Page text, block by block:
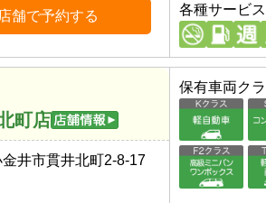
舗で予約する 各種サービス
町店
井市貫井北町2-8-17
保有車両ク